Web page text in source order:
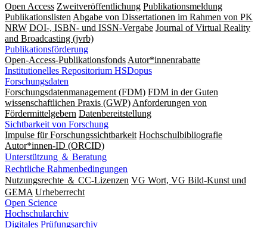
Open Access Zweitveröffentlichung Publikationsmeldung
Publikationslisten Abgabe von Dissertationen im Rahmen von PK
NRW DOI-, ISBN- und ISSN-Vergabe Journal of Virtual Reality
and Broadcasting (jvrb)
Publikationsförderung
Open-Access-Publikationsfonds Autor*innenrabatte
Institutionelles Repositorium HSDopus
Forschungsdaten
Forschungsdatenmanagement (FDM) FDM in der Guten
wissenschaftlichen Praxis (GWP) Anforderungen von
Fördermittelgebern Datenbereitstellung
Sichtbarkeit von Forschung
Impulse für Forschungssichtbarkeit Hochschulbibliografie
Autor*innen-ID (ORCID)
Unterstützung ＆ Beratung
Rechtliche Rahmenbedingungen
Nutzungsrechte ＆ CC-Lizenzen VG Wort, VG Bild-Kunst und
GEMA Urheberrecht
Open Science
Hochschularchiv
Digitales Prüfungsarchiv